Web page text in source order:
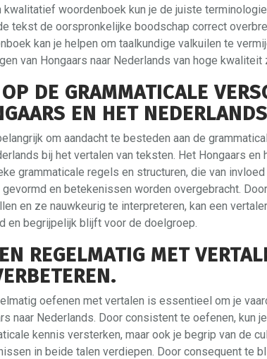
kwalitatief woordenboek kun je de juiste
tekst de oorspronkelijke boodschap correct
kan je helpen om taalkundige valkuilen te
van Hongaars naar Nederlands van hoge kwaliteit
DE GRAMMATICALE
EN HET
om aandacht te besteden aan de
bij het vertalen van teksten. Het Hongaars en
grammaticale regels en structuren, die van
en betekenissen worden overgebracht.
en ze nauwkeurig te interpreteren, kan een
en begrijpelijk blijft voor de doelgroep.
REGELMATIG MET
oefenen met vertalen is essentieel om je
naar Nederlands. Door consistent te oefenen, kun
kennis versterken, maar ook je begrip van de
in beide talen verdiepen. Door consequent te